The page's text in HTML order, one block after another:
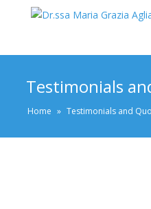
Testimonials
Home » Testimonials and